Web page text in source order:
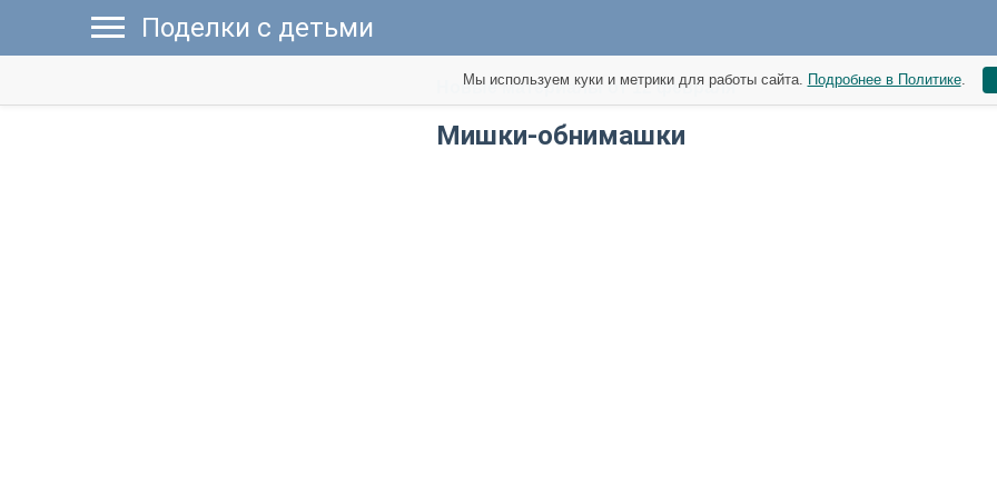
Поделки с детьми
Новые материалы от 12 февраля
Мишки-обнимашки
Мы используем куки и метрики для работы сайта. Подробнее в Политике.